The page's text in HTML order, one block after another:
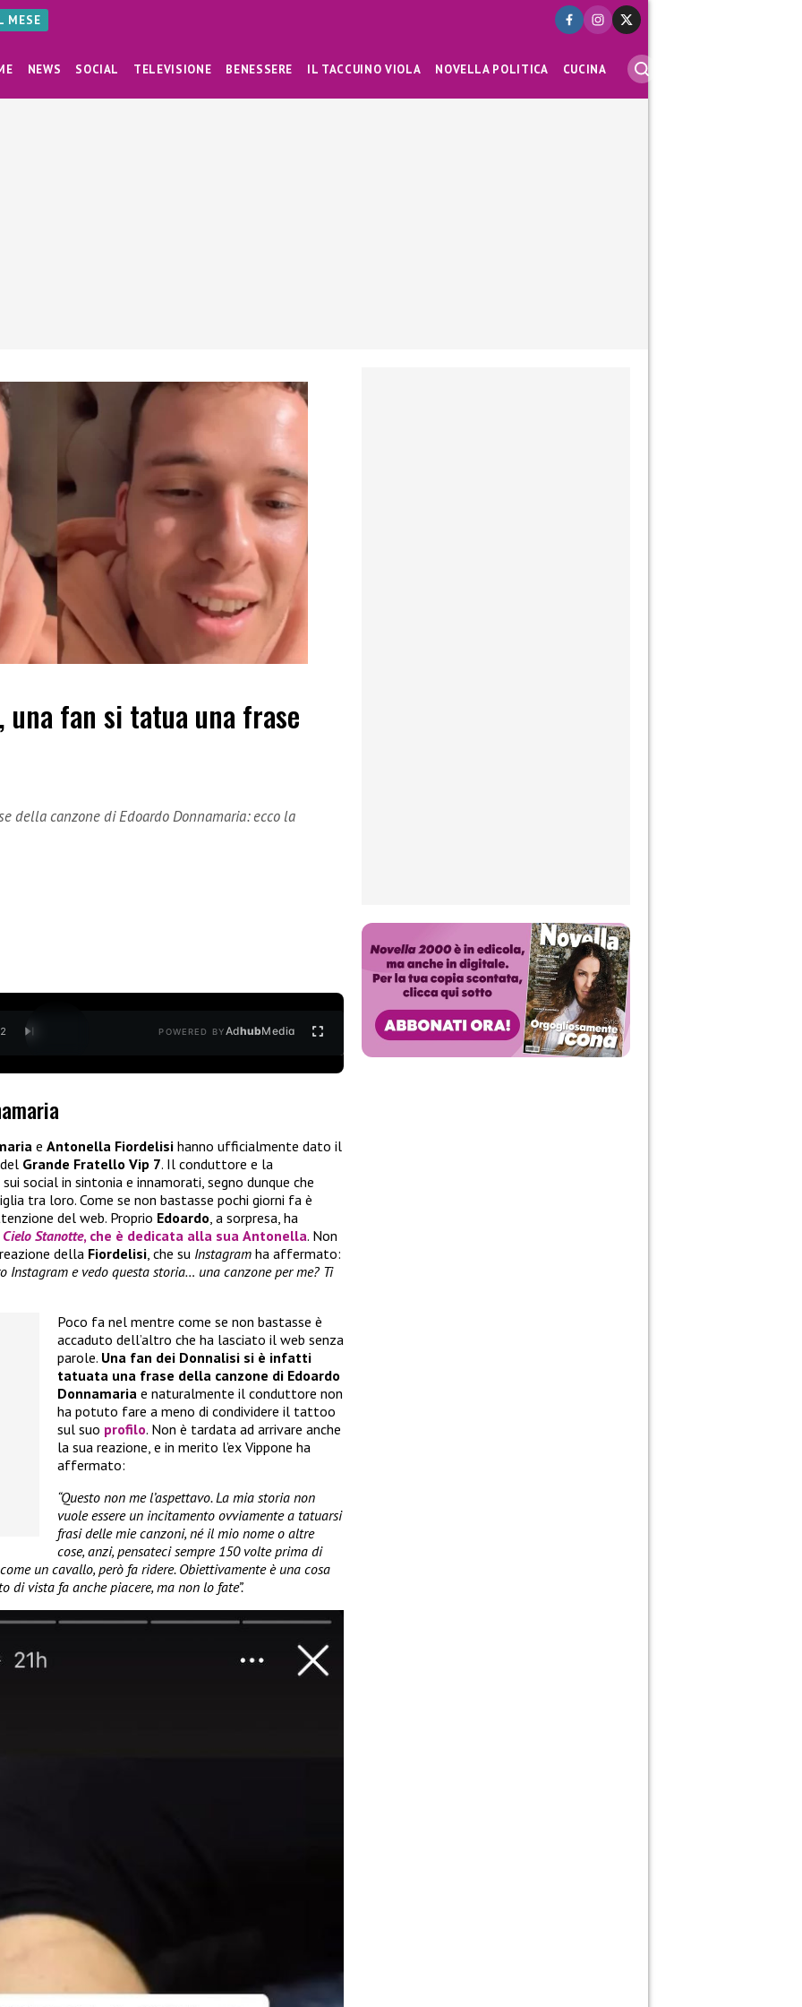
MESE
NEWS SOCIAL TELEVISIONE BENESSERE IL TACCUINO VIOLA NOVELLA POLITICA CUCINA
una fan si tatua una frase
della canzone di Edoardo Donnamaria: ecco la
2 POWERED BYAdhubMedia
e Antonella Fiordelisi hanno ufficialmente dato il
Grande Fratello Vip 7. Il conduttore e la
social in sintonia e innamorati, segno dunque che
tra loro. Come se non bastasse pochi giorni fa è
del web. Proprio Edoardo, a sorpresa, ha
Stanotte, che è dedicata alla sua Antonella. Non
della Fiordelisi, che su Instagram ha affermato:
Instagram e vedo questa storia… una canzone per me? Ti
Poco fa nel mentre come se non bastasse è
accaduto dell’altro che ha lasciato il web senza
parole. Una fan dei Donnalisi si è infatti
tatuata una frase della canzone di Edoardo
Donnamaria e naturalmente il conduttore non
ha potuto fare a meno di condividere il tattoo
sul suo profilo. Non è tardata ad arrivare anche
la sua reazione, e in merito l’ex Vippone ha
affermato:
“Questo non me l’aspettavo. La mia storia non
vuole essere un incitamento ovviamente a tatuarsi
frasi delle mie canzoni, né il mio nome o altre
cose, anzi, pensateci sempre 150 volte prima di
un cavallo, però fa ridere. Obiettivamente è una cosa
di vista fa anche piacere, ma non lo fate”.